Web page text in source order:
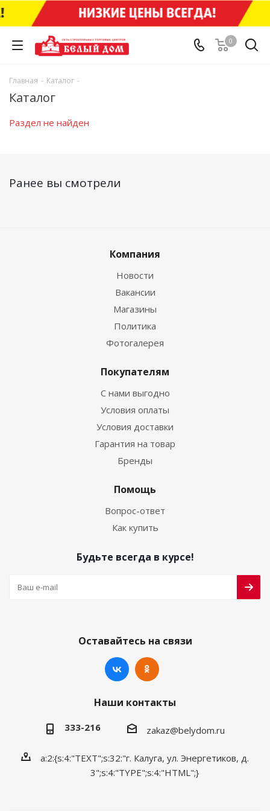
0
Главная - Каталог -
Каталог
Раздел не найден
Ранее вы смотрели
Компания
Новости
Вакансии
Магазины
Политика
Фотогалерея
Покупателям
С нами выгодно
Условия оплаты
Условия доставки
Гарантия на товар
Бренды
Помощь
Вопрос-ответ
Как купить
Будьте всегда в курсе!
Оставайтесь на связи
Наши контакты
333-216 zakaz@belydom.ru
a:2:{s:4:"TEXT";s:32:"г. Калуга, ул. Энергетиков, д.
3";s:4:"TYPE";s:4:"HTML";}